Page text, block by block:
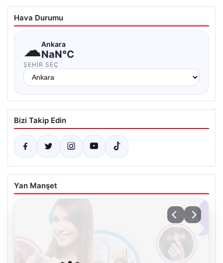
Hava Durumu
☁Ankara
NaN°C
ŞEHIR SEÇ
Bizi Takip Edin
Yan Manşet